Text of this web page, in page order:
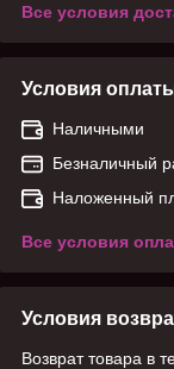
Все условия
Условия
Наличными
Безналичный
Наложенный
Все условия
Условия
Возврат товара в